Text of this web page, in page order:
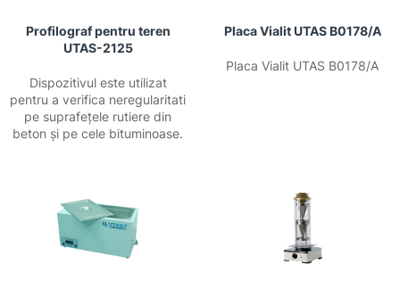
Profilograf pentru teren
UTAS-2125
Dispozitivul este utilizat
pentru a verifica neregularitati
pe suprafețele rutiere din
beton și pe cele bituminoase.
Placa Vialit UTAS B0178/A
Placa Vialit UTAS B0178/A